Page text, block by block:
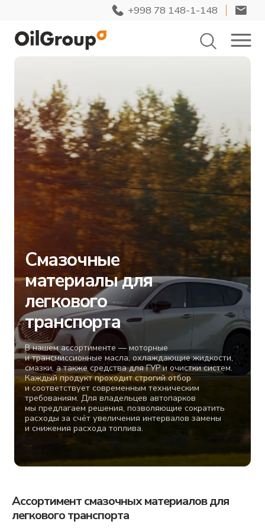
+998 78 148-1-148
В нашем ассортименте — моторные
и трансмиссионные масла, охлаждающие жидкости,
смазки, а также средства для ГУР и очистки систем.
Каждый продукт проходит строгий отбор
и соответствует современным техническим
требованиям. Для владельцев автопарков
мы предлагаем решения, позволяющие сократить
расходы за счёт увеличения интервалов замены
и снижения расхода топлива.
Смазочные
материалы для
легкового
транспорта
Ассортимент смазочных материалов для
легкового транспорта